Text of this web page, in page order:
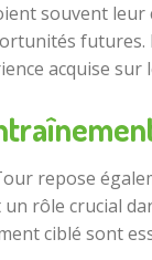
souvent
acquise sur
repose
rôle crucial
ciblé sont